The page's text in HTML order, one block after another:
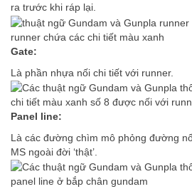
ra trước khi ráp lại.
runner chứa các chi tiết màu xanh
Gate:
Là phần nhựa nối chi tiết với runner.
chi tiết màu xanh số 8 được nối với
Panel line:
Là các đường chìm mô phỏng đường
MS ngoài đời ‘thật’.
panel line ở bắp chân gundam